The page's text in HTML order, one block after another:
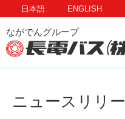
日本語 ENGLISH
ニュースリリ